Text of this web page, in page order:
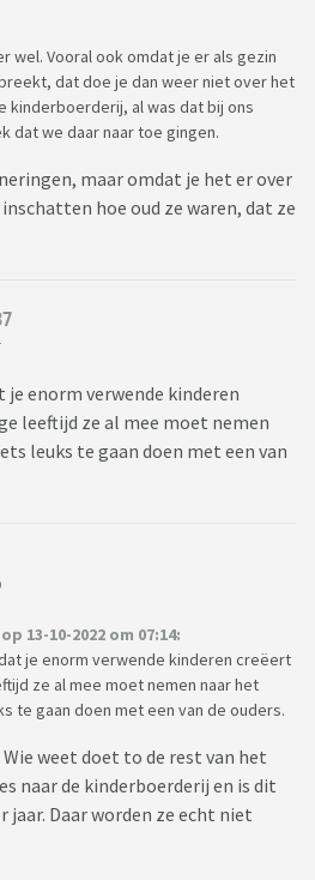
wel. Vooral ook omdat je er als gezin
dat doe je dan weer niet over het
kinderboerderij, al was dat bij ons
dat we daar naar toe gingen.
maar omdat je het er over
hoe oud ze waren, dat ze
enorm verwende kinderen
leeftijd ze al mee moet nemen
leuks te gaan doen met een van
13-10-2022 om 07:14:
je enorm verwende kinderen creëert
ze al mee moet nemen naar het
te gaan doen met een van de ouders.
weet doet to de rest van het
naar de kinderboerderij en is dit
jaar. Daar worden ze echt niet